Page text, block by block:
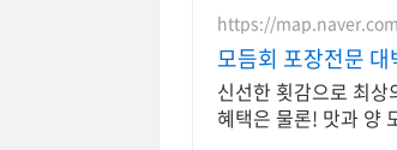
https://
모듬회 포장전문
신선한 횟감으로 최
혜택은 물론! 맛과 양